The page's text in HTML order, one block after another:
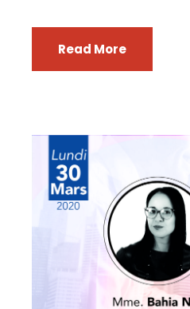
Read More